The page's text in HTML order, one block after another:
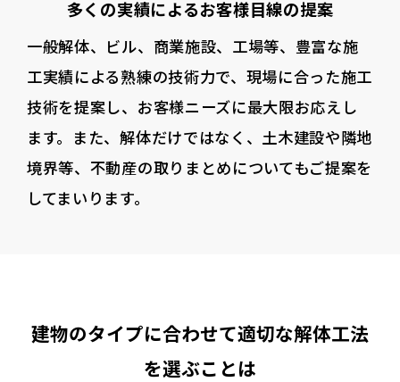
多くの実績によるお客様目線の提案
一般解体、ビル、商業施設、工場等、豊富な施
工実績による熟練の技術力で、現場に合った施工
技術を提案し、お客様ニーズに最大限お応えし
ます。また、解体だけではなく、土木建設や隣地
境界等、不動産の取りまとめについてもご提案を
してまいります。
建物のタイプに合わせて適切な解体工法
を選ぶことは